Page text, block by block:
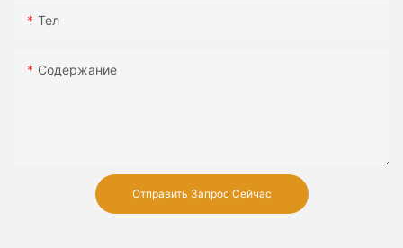
Тел
Содержание
Отправить Запрос Сейчас